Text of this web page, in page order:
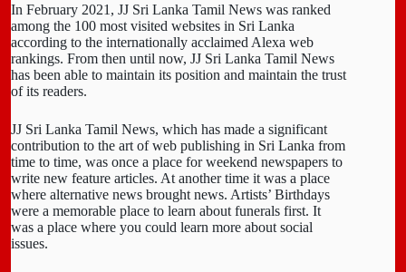
In February 2021, JJ Sri Lanka Tamil News was ranked
among the 100 most visited websites in Sri Lanka
according to the internationally acclaimed Alexa web
rankings. From then until now, JJ Sri Lanka Tamil News
has been able to maintain its position and maintain the trust
of its readers.
JJ Sri Lanka Tamil News, which has made a significant
contribution to the art of web publishing in Sri Lanka from
time to time, was once a place for weekend newspapers to
write new feature articles. At another time it was a place
where alternative news brought news. Artists’ Birthdays
were a memorable place to learn about funerals first. It
was a place where you could learn more about social
issues.